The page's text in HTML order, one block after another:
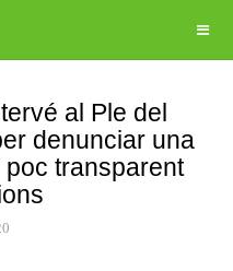
al Ple del
denunciar una
poc transparent